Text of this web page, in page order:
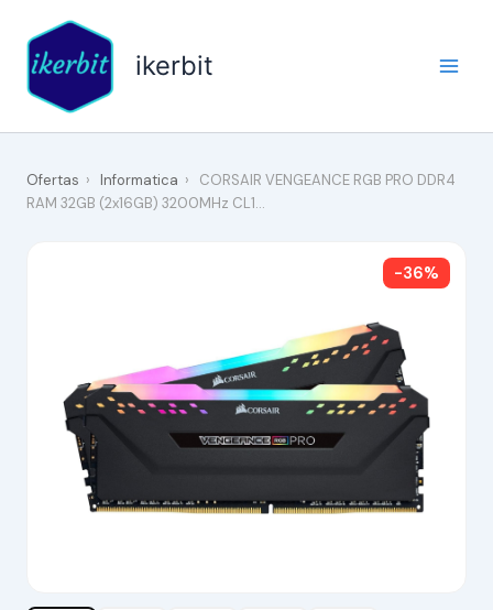
contenido
ikerbit
Ofertas › Informatica ›
CORSAIR VENGEANCE RGB PRO DDR4
RAM 32GB (2x16GB) 3200MHz CL1…
-36%